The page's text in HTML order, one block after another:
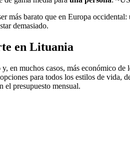
más barato que en Europa
demasiado.
en Lituania
en muchos casos, más económico
para todos los estilos de vida,
el presupuesto mensual.